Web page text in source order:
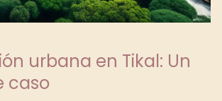
urbana en Tikal: Un
caso